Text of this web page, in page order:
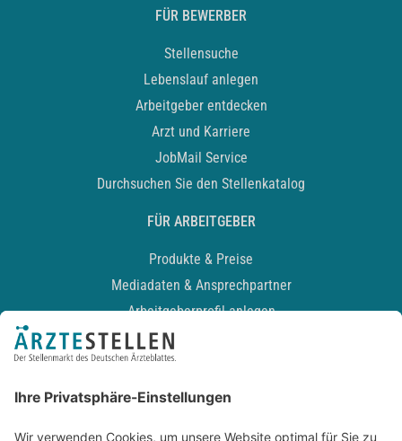
FÜR BEWERBER
Stellensuche
Lebenslauf anlegen
Arbeitgeber entdecken
Arzt und Karriere
JobMail Service
Durchsuchen Sie den Stellenkatalog
FÜR ARBEITGEBER
Produkte & Preise
Mediadaten & Ansprechpartner
Arbeitgeberprofil anlegen
Recruiting-Podcast